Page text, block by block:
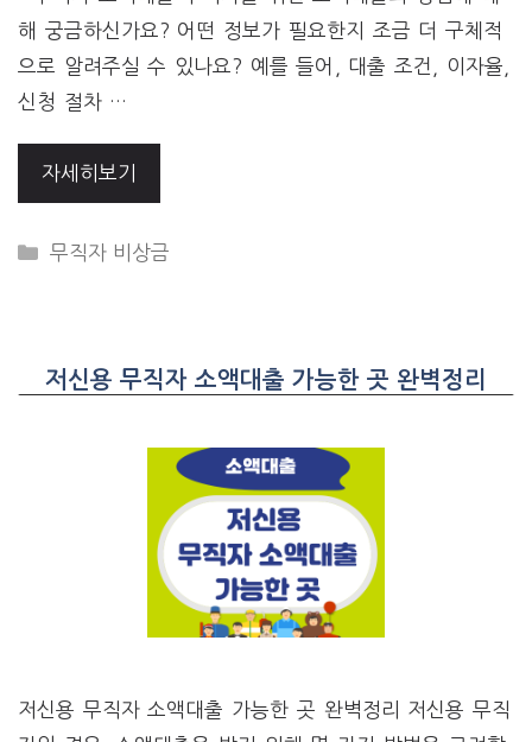
해 궁금하신가요? 어떤 정보가 필요한지 조금 더 구체적
으로 알려주실 수 있나요? 예를 들어, 대출 조건, 이자율,
신청 절차 …
자세히보기
CATEGORIES
무직자 비상금
저신용 무직자 소액대출 가능한 곳 완벽정리
저신용 무직자 소액대출 가능한 곳 완벽정리 저신용 무직